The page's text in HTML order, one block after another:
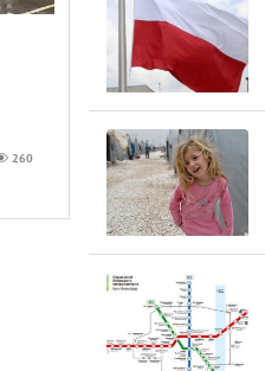
260